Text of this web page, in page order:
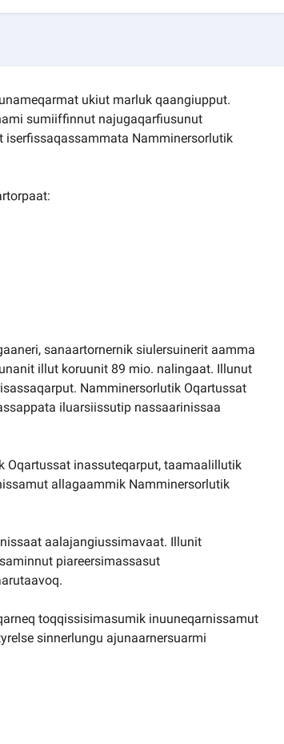
ukiut marluk qaangiupput.
sumiiffinnut najugaqarfiusunut
iserfissaqassammata Namminersorlutik
sanaartornernik siulersuinerit aamma
illut koruunit 89 mio. nalingaat. Illunut
Namminersorlutik Oqartussat
iluarsiissutip nassaarinissaa
Oqartussat inassuteqarput, taamaalillutik
allagaammik Namminersorlutik
aalajangiussimavaat. Illunit
piareersimassasut
toqqissisimasumik inuuneqarnissamut
sinnerlungu ajunaarnersuarmi